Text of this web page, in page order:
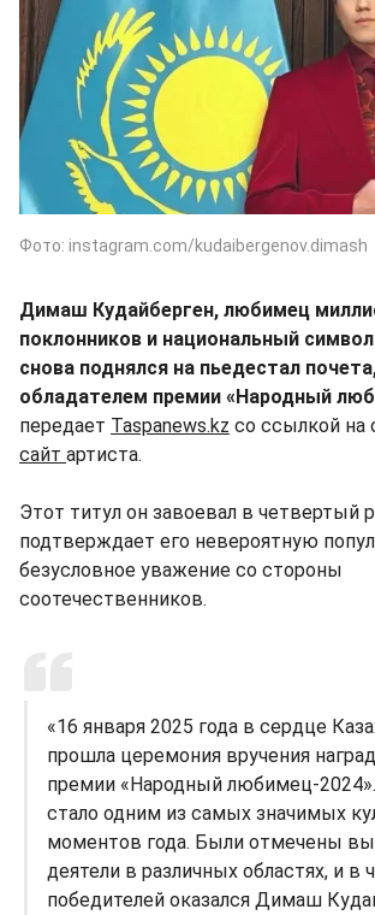
Фото: instagram.com/kudaibergenov.dimash
Димаш Кудайберген, любимец
поклонников и национальный
снова поднялся на пьедестал
обладателем премии «Народный
передает Taspanews.kz со ссылкой на
сайт артиста.
Этот титул он завоевал в четвертый
подтверждает его невероятную
безусловное уважение со стороны
соотечественников.
«16 января 2025 года в сердце
прошла церемония вручения
премии «Народный любимец-
стало одним из самых значимых
моментов года. Были отмечены
деятели в различных областях, и в
победителей оказался Димаш